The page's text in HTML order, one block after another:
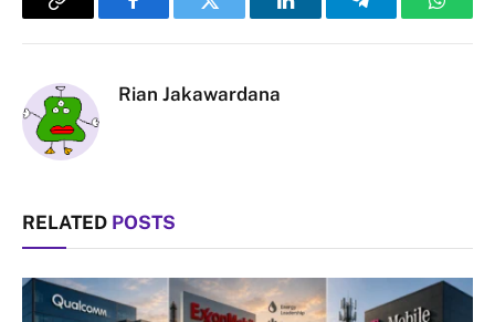
Copy
FacebookTwitter LinkedInTelegram
Rian Jakawardana
RELATED POSTS